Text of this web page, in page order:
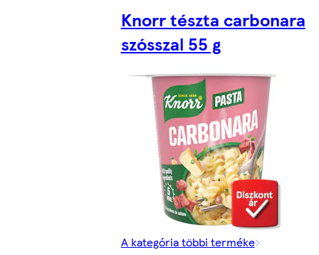
Knorr tészta carbonara
szósszal 55 g
A kategória többi terméke